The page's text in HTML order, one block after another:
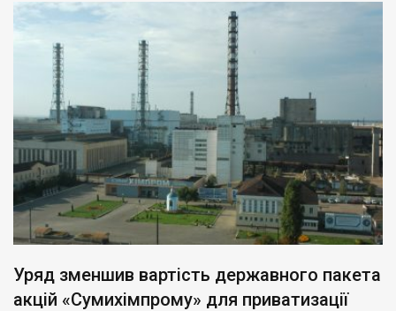
Уряд зменшив вартість державного пакета
акцій «Сумихімпрому» для приватизації